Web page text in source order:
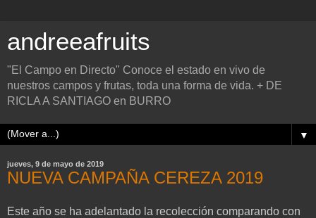
andreeafruits
"El Campo en Directo" Conoce el estado en vivo de
nuestros campos y frutas, toda una forma de vida. + DE
RICLA A SANTIAGO en BURRO
▼
jueves, 9 de mayo de 2019
NUEVA CAMPAÑA CEREZA 2019
Este año se ha adelantado la recolección comparando con